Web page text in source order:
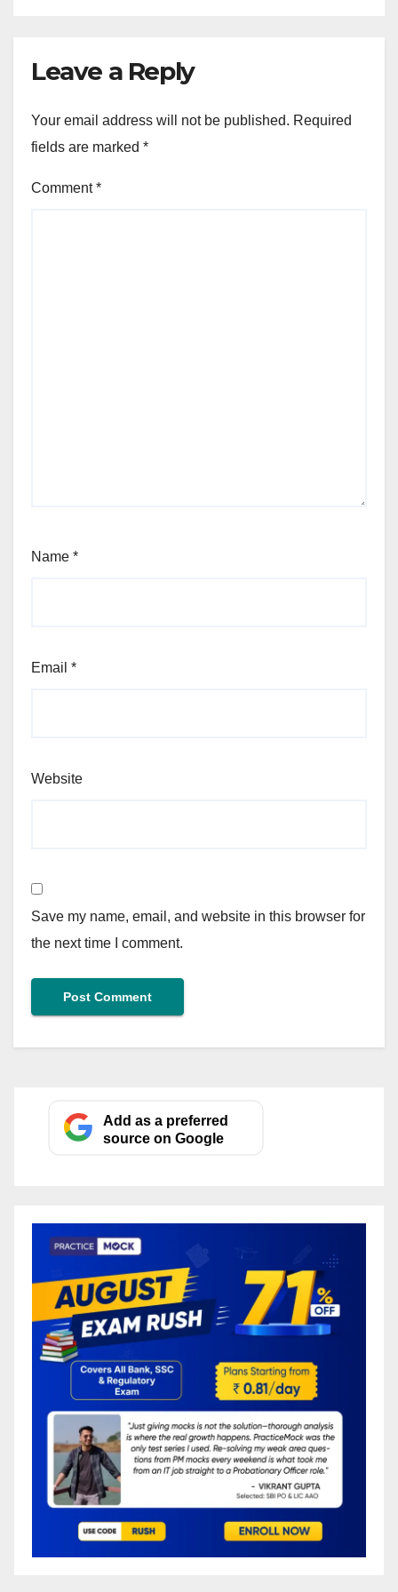
Leave a Reply
Your email address will not be published. Required
fields are marked *
Comment*
Name *
Email *
Website
Save my name, email, and website in this browser for
the next time I comment.
Add as a preferred
source on Google